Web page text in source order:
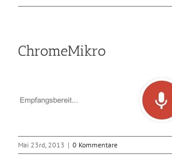
ChromeMikro
Mai 23rd, 2013 | 0 Kommentare